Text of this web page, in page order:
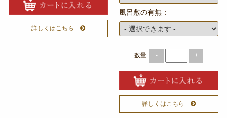
惣楽のスタッフblog
シーン別のお役立ち情報
詳しくはこちら
風呂敷の有無：
数量: - +
詳しくはこちら